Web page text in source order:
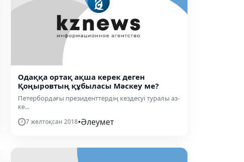
Одаққа ортақ ақша керек деген
Қоңыровтың құбыласы Мәскеу ме?
Петербордағы президенттердің кездесуі туралы аз-
ке...
7 желтоқсан 2018•Әлеумет